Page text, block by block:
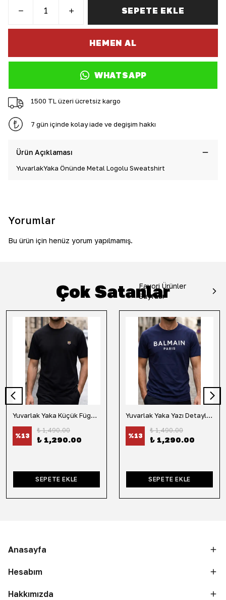
SEPETE EKLE
HEMEN AL
WHATSAPP
1500 TL üzeri ücretsiz kargo
7 gün içinde kolay iade ve değişim hakkı
Ürün Açıklaması
YuvarlakYaka Önünde Metal Logolu Sweatshirt
Yorumlar
Bu ürün için henüz yorum yapılmamış.
Çok Satanlar
Favori Ürünler
Sayfası
Yuvarlak Yaka Küçük Fügür Detaylı Tişört-Siyah
%13
₺ 1,490.00
₺ 1,290.00
SEPETE EKLE
Yuvarlak Yaka Yazı Detaylı Tişört-Lacivert
%13
₺ 1,490.00
₺ 1,290.00
SEPETE EKLE
Anasayfa
Hesabım
Hakkımızda